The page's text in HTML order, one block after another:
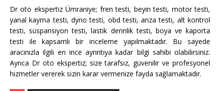
Dr oto ekspertiz Ümraniye; fren testi, beyin testi, motor testi,
yanal kayma testi, dyno testi, obd testi, arıza testi, alt kontrol
testi, süspansiyon testi, lastik derinlik testi, boya ve kaporta
testi ile kapsamlı bir inceleme yapılmaktadır. Bu sayede
aracınızla ilgili en ince ayrıntıya kadar bilgi sahibi olabilirsiniz.
Ayrıca Dr oto ekspertiz; size tarafsız, güvenilir ve profesyonel
hizmetler vererek sizin karar vermenize fayda sağlamaktadır.